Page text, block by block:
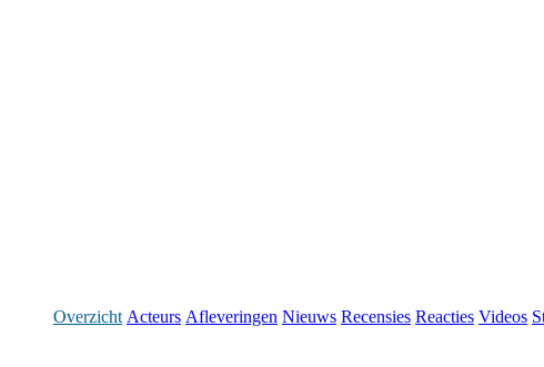
Overzicht Acteurs Afleveringen Nieuws Recensies Reacties Videos